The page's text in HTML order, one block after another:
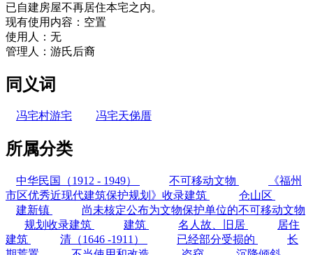
已自建房屋不再居住本宅之内。
现有使用内容：空置
使用人：无
管理人：游氏后裔
同义词
冯宅村游宅 冯宅天俤厝
所属分类
中华民国（1912 - 1949） 不可移动文物
《福州
市区优秀近现代建筑保护规划》收录建筑
仓山区
建新镇
尚未核定公布为文物保护单位的不可移动文物
规划收录建筑
建筑 名人故、旧居
居住
建筑
清（1646 -1911） 已经部分受损的
长